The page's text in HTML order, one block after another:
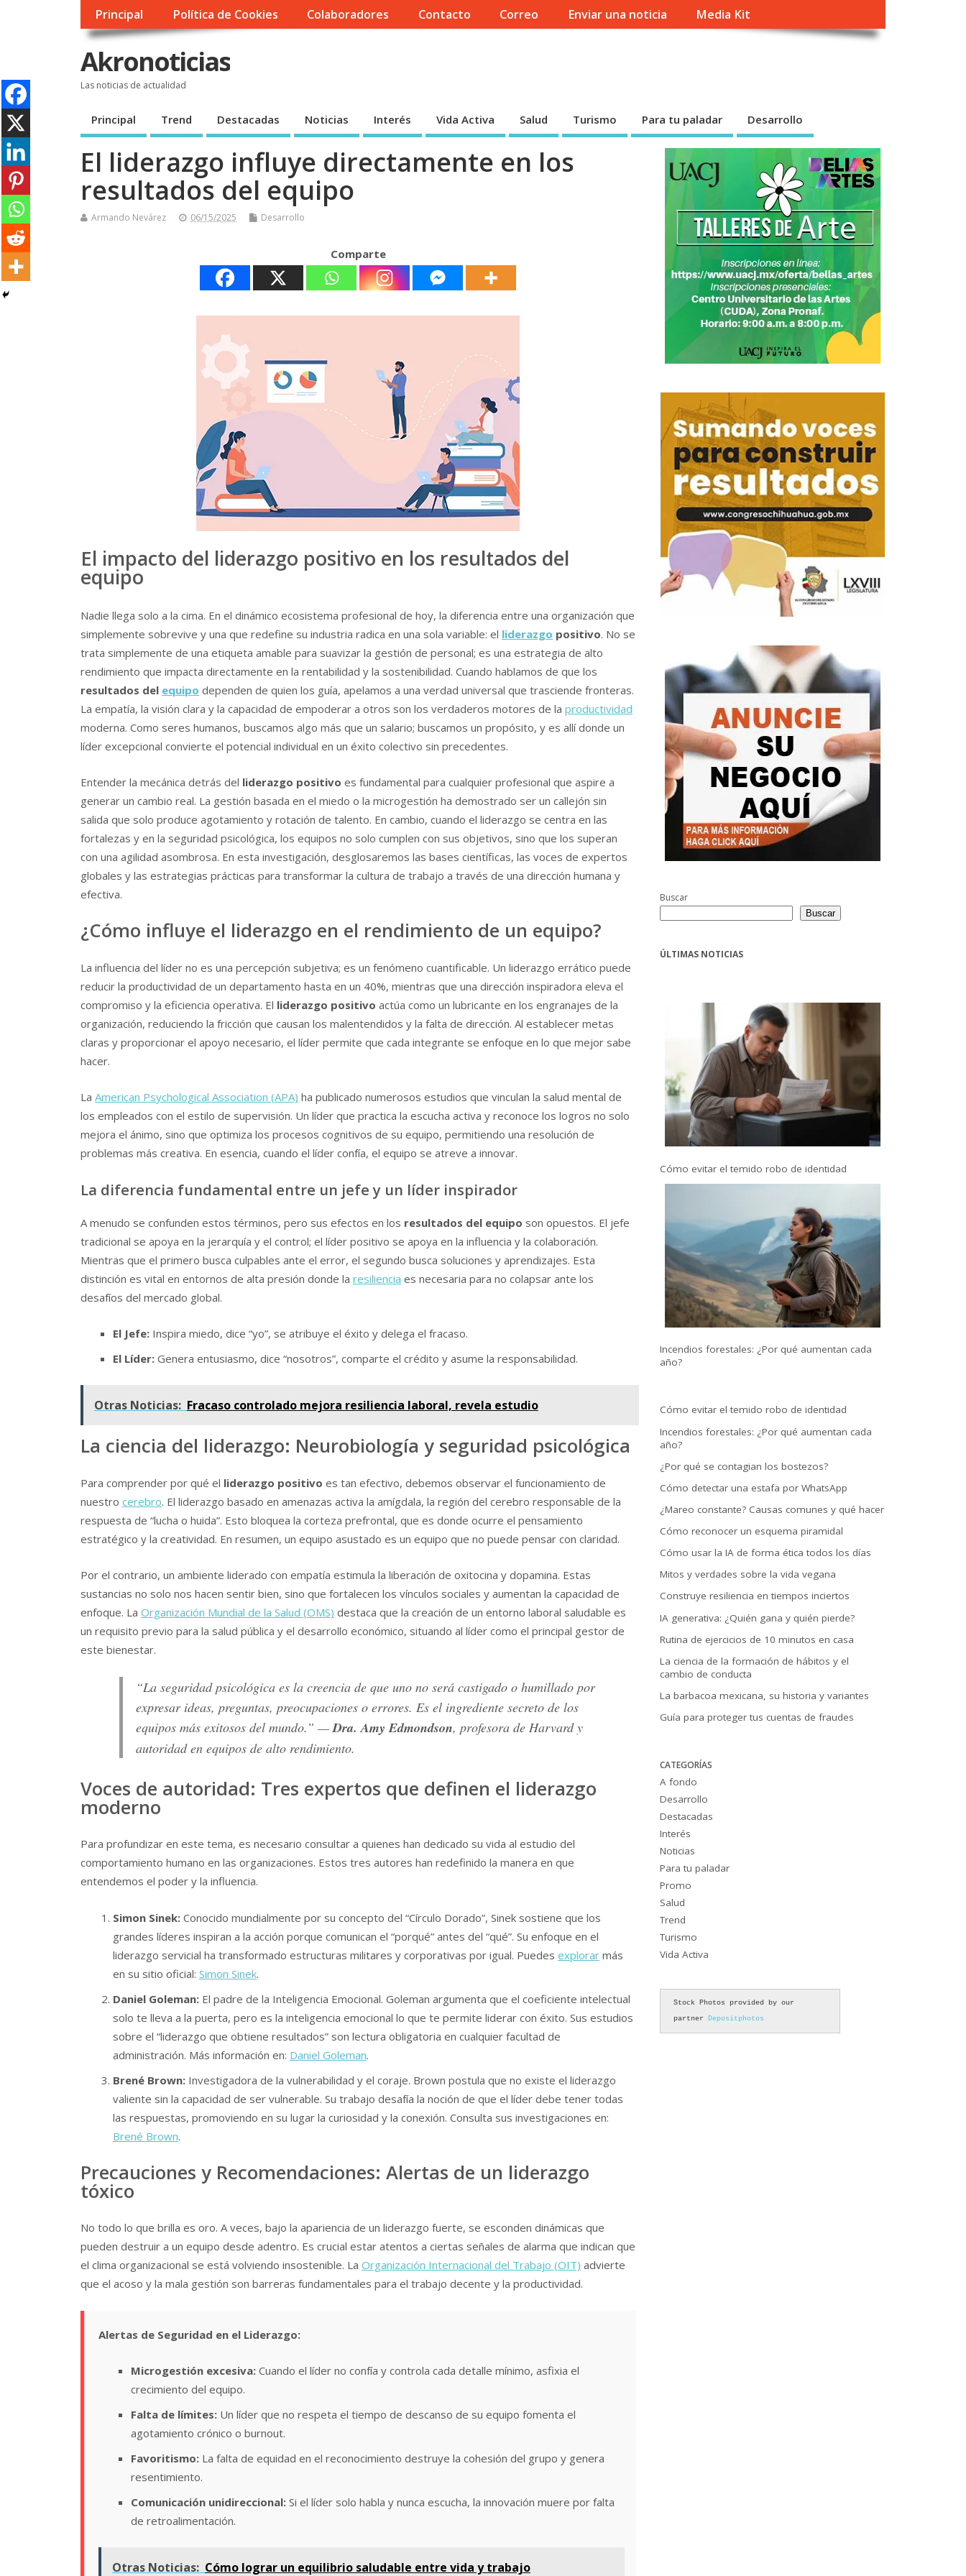
Principal Política de Cookies Colaboradores Contacto Correo Enviar una noticia Media Kit
Akronoticias
Las noticias de actualidad
Principal Trend Destacadas Noticias Interés Vida Activa Salud Turismo Para tu paladar Desarrollo
El liderazgo influye directamente en los
resultados del equipo
Armando Nevárez 06/15/2025 Desarrollo
Comparte
El impacto del liderazgo positivo en los resultados del
equipo
Nadie llega solo a la cima. En el dinámico ecosistema profesional de hoy, la diferencia entre una organización que
simplemente sobrevive y una que redefine su industria radica en una sola variable: el liderazgo positivo. No se
trata simplemente de una etiqueta amable para suavizar la gestión de personal; es una estrategia de alto
rendimiento que impacta directamente en la rentabilidad y la sostenibilidad. Cuando hablamos de que los
resultados del equipo dependen de quien los guía, apelamos a una verdad universal que trasciende fronteras.
La empatía, la visión clara y la capacidad de empoderar a otros son los verdaderos motores de la productividad
moderna. Como seres humanos, buscamos algo más que un salario; buscamos un propósito, y es allí donde un
líder excepcional convierte el potencial individual en un éxito colectivo sin precedentes.
Entender la mecánica detrás del liderazgo positivo es fundamental para cualquier profesional que aspire a
generar un cambio real. La gestión basada en el miedo o la microgestión ha demostrado ser un callejón sin
salida que solo produce agotamiento y rotación de talento. En cambio, cuando el liderazgo se centra en las
fortalezas y en la seguridad psicológica, los equipos no solo cumplen con sus objetivos, sino que los superan
con una agilidad asombrosa. En esta investigación, desglosaremos las bases científicas, las voces de expertos
globales y las estrategias prácticas para transformar la cultura de trabajo a través de una dirección humana y
efectiva.
¿Cómo influye el liderazgo en el rendimiento de un equipo?
La influencia del líder no es una percepción subjetiva; es un fenómeno cuantificable. Un liderazgo errático puede
reducir la productividad de un departamento hasta en un 40%, mientras que una dirección inspiradora eleva el
compromiso y la eficiencia operativa. El liderazgo positivo actúa como un lubricante en los engranajes de la
organización, reduciendo la fricción que causan los malentendidos y la falta de dirección. Al establecer metas
claras y proporcionar el apoyo necesario, el líder permite que cada integrante se enfoque en lo que mejor sabe
hacer.
La American Psychological Association (APA) ha publicado numerosos estudios que vinculan la salud mental de
los empleados con el estilo de supervisión. Un líder que practica la escucha activa y reconoce los logros no solo
mejora el ánimo, sino que optimiza los procesos cognitivos de su equipo, permitiendo una resolución de
problemas más creativa. En esencia, cuando el líder confía, el equipo se atreve a innovar.
La diferencia fundamental entre un jefe y un líder inspirador
A menudo se confunden estos términos, pero sus efectos en los resultados del equipo son opuestos. El jefe
tradicional se apoya en la jerarquía y el control; el líder positivo se apoya en la influencia y la colaboración.
Mientras que el primero busca culpables ante el error, el segundo busca soluciones y aprendizajes. Esta
distinción es vital en entornos de alta presión donde la resiliencia es necesaria para no colapsar ante los
desafíos del mercado global.
El Jefe: Inspira miedo, dice “yo”, se atribuye el éxito y delega el fracaso.
El Líder: Genera entusiasmo, dice “nosotros”, comparte el crédito y asume la responsabilidad.
Otras Noticias: Fracaso controlado mejora resiliencia laboral, revela estudio
La ciencia del liderazgo: Neurobiología y seguridad psicológica
Para comprender por qué el liderazgo positivo es tan efectivo, debemos observar el funcionamiento de
nuestro cerebro. El liderazgo basado en amenazas activa la amígdala, la región del cerebro responsable de la
respuesta de “lucha o huida”. Esto bloquea la corteza prefrontal, que es donde ocurre el pensamiento
estratégico y la creatividad. En resumen, un equipo asustado es un equipo que no puede pensar con claridad.
Por el contrario, un ambiente liderado con empatía estimula la liberación de oxitocina y dopamina. Estas
sustancias no solo nos hacen sentir bien, sino que fortalecen los vínculos sociales y aumentan la capacidad de
enfoque. La Organización Mundial de la Salud (OMS) destaca que la creación de un entorno laboral saludable es
un requisito previo para la salud pública y el desarrollo económico, situando al líder como el principal gestor de
este bienestar.
“La seguridad psicológica es la creencia de que uno no será castigado o humillado por
expresar ideas, preguntas, preocupaciones o errores. Es el ingrediente secreto de los
equipos más exitosos del mundo.” — Dra. Amy Edmondson, profesora de Harvard y
autoridad en equipos de alto rendimiento.
Voces de autoridad: Tres expertos que definen el liderazgo
moderno
Para profundizar en este tema, es necesario consultar a quienes han dedicado su vida al estudio del
comportamiento humano en las organizaciones. Estos tres autores han redefinido la manera en que
entendemos el poder y la influencia.
Simon Sinek: Conocido mundialmente por su concepto del “Círculo Dorado”, Sinek sostiene que los
grandes líderes inspiran a la acción porque comunican el “porqué” antes del “qué”. Su enfoque en el
liderazgo servicial ha transformado estructuras militares y corporativas por igual. Puedes explorar más
en su sitio oficial: Simon Sinek.
Daniel Goleman: El padre de la Inteligencia Emocional. Goleman argumenta que el coeficiente intelectual
solo te lleva a la puerta, pero es la inteligencia emocional lo que te permite liderar con éxito. Sus estudios
sobre el “liderazgo que obtiene resultados” son lectura obligatoria en cualquier facultad de
administración. Más información en: Daniel Goleman.
Brené Brown: Investigadora de la vulnerabilidad y el coraje. Brown postula que no existe el liderazgo
valiente sin la capacidad de ser vulnerable. Su trabajo desafía la noción de que el líder debe tener todas
las respuestas, promoviendo en su lugar la curiosidad y la conexión. Consulta sus investigaciones en:
Brené Brown.
Precauciones y Recomendaciones: Alertas de un liderazgo
tóxico
No todo lo que brilla es oro. A veces, bajo la apariencia de un liderazgo fuerte, se esconden dinámicas que
pueden destruir a un equipo desde adentro. Es crucial estar atentos a ciertas señales de alarma que indican que
el clima organizacional se está volviendo insostenible. La Organización Internacional del Trabajo (OIT) advierte
que el acoso y la mala gestión son barreras fundamentales para el trabajo decente y la productividad.
Alertas de Seguridad en el Liderazgo:
Microgestión excesiva: Cuando el líder no confía y controla cada detalle mínimo, asfixia el
crecimiento del equipo.
Falta de límites: Un líder que no respeta el tiempo de descanso de su equipo fomenta el
agotamiento crónico o burnout.
Favoritismo: La falta de equidad en el reconocimiento destruye la cohesión del grupo y genera
resentimiento.
Comunicación unidireccional: Si el líder solo habla y nunca escucha, la innovación muere por falta
de retroalimentación.
Otras Noticias: Cómo lograr un equilibrio saludable entre vida y trabajo
Buscar
Buscar
ÚLTIMAS NOTICIAS
Cómo evitar el temido robo de identidad
Incendios forestales: ¿Por qué aumentan cada
año?
Cómo evitar el temido robo de identidad
Incendios forestales: ¿Por qué aumentan cada
año?
¿Por qué se contagian los bostezos?
Cómo detectar una estafa por WhatsApp
¿Mareo constante? Causas comunes y qué hacer
Cómo reconocer un esquema piramidal
Cómo usar la IA de forma ética todos los días
Mitos y verdades sobre la vida vegana
Construye resiliencia en tiempos inciertos
IA generativa: ¿Quién gana y quién pierde?
Rutina de ejercicios de 10 minutos en casa
La ciencia de la formación de hábitos y el
cambio de conducta
La barbacoa mexicana, su historia y variantes
Guía para proteger tus cuentas de fraudes
CATEGORÍAS
A fondo
Desarrollo
Destacadas
Interés
Noticias
Para tu paladar
Promo
Salud
Trend
Turismo
Vida Activa
Stock Photos provided by our
partner Depositphotos